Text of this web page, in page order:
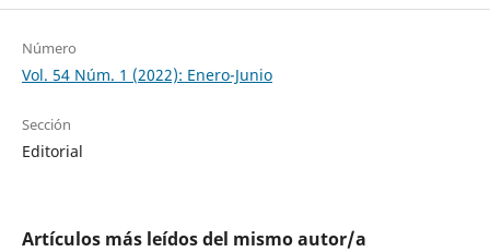
Número
Vol. 54 Núm. 1 (2022): Enero-Junio
Sección
Editorial
Artículos más leídos del mismo autor/a